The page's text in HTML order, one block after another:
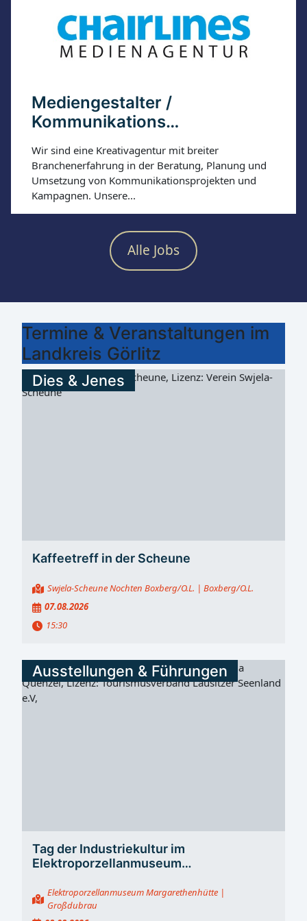
Firma GaLaBau Königshain. Planung und Bauleitung
lagen beim Sachgebiet Stadtgrün des Amtes für Bau-
und Liegenschaften.
Mediengestalter /
Kommunikations…
Wir sind eine Kreativagentur mit breiter
Branchenerfahrung in der Beratung, Planung und
Umsetzung von Kommunikationsprojekten und
Kampagnen. Unsere...
Alle Jobs
Termine & Veranstaltungen im
Landkreis Görlitz
Dies & Jenes
Kaffeetreff in der Scheune
Swjela-Scheune Nochten Boxberg/O.L. | Boxberg/O.L.
07.08.2026
15:30
Ausstellungen & Führungen
Tag der Industriekultur im
Elektroporzellanmuseum
Elektroporzellanmuseum Margarethenhütte |
Großdubrau